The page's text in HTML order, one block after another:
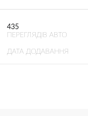
435
ПЕРЕГЛЯДІВ АВТО
ДАТА ДОДАВАННЯ